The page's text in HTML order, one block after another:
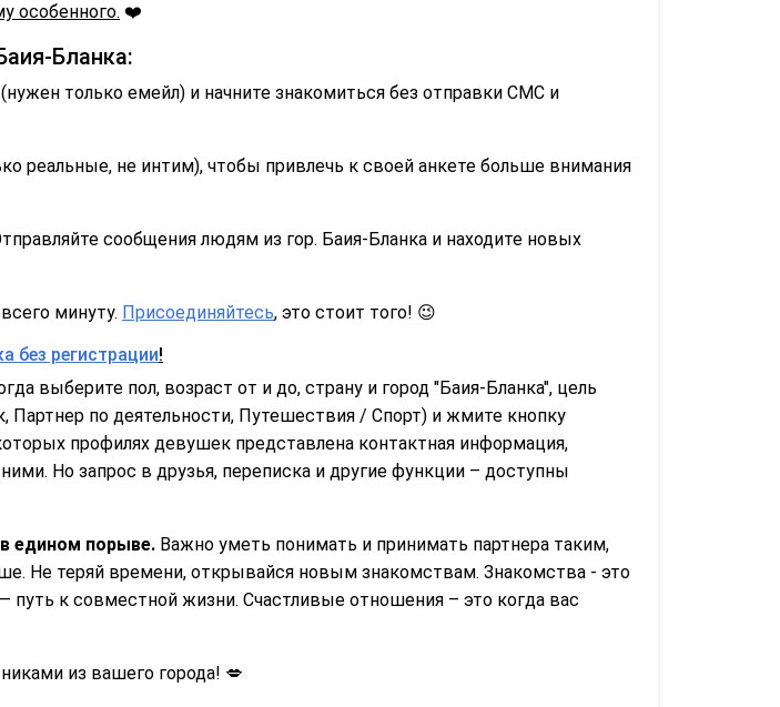
особенного. ❤️
Бланка:
только емейл) и начните знакомиться без отправки СМС и
реальные, не интим), чтобы привлечь к своей анкете больше внимания
сообщения людям из гор. Баия-Бланка и находите новых
минуту. Присоединяйтесь, это стоит того! 😉
без регистрации!
выберите пол, возраст от и до, страну и город "Баия-Бланка", цель
по деятельности, Путешествия / Спорт) и жмите кнопку
профилях девушек представлена контактная информация,
Но запрос в друзья, переписка и другие функции – доступны
едином порыве. Важно уметь понимать и принимать партнера таким,
Не теряй времени, открывайся новым знакомствам. Знакомства - это
к совместной жизни. Счастливые отношения – это когда вас
из вашего города! 💋